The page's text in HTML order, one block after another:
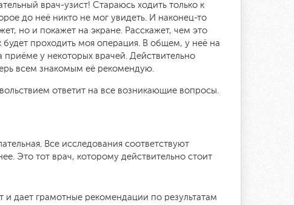
врач-узист! Стараюсь ходить только к
до неё никто не мог увидеть. И наконец-то
но и покажет на экране. Расскажет, чем это
проходить моя операция. В общем, у неё на
у некоторых врачей. Действительно
всем знакомым её рекомендую.
ответит на все возникающие вопросы.
Все исследования соответствуют
Это тот врач, которому действительно стоит
дает грамотные рекомендации по результатам